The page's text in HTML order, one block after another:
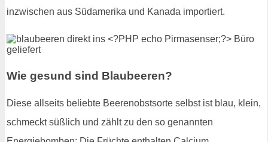
inzwischen aus Südamerika und Kanada importiert.
Wie gesund sind Blaubeeren?
Diese allseits beliebte Beerenobstsorte selbst ist blau, klein,
schmeckt süßlich und zählt zu den so genannten